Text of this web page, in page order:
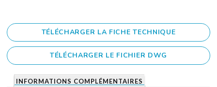
TÉLÉCHARGER LA FICHE TECHNIQUE
TÉLÉCHARGER LE FICHIER DWG
INFORMATIONS COMPLÉMENTAIRES